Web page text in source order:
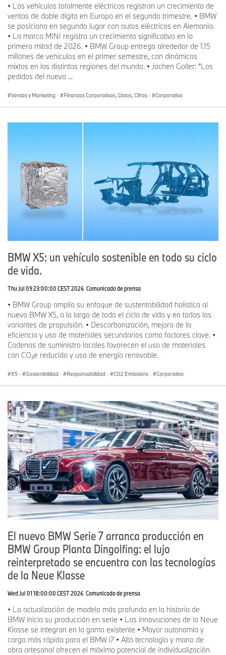
• Los vehículos totalmente eléctricos registran un crecimiento de
ventas de doble dígito en Europa en el segundo trimestre. • BMW
se posiciona en segundo lugar con autos eléctricos en Alemania.
• La marca MINI registra un crecimiento significativo en la
primera mitad de 2026. • BMW Group entrega alrededor de 1.15
millones de vehículos en el primer semestre, con dinámicas
mixtas en las distintas regiones del mundo. • Jochen Goller: "Los
pedidos del nuevo ...
Ventas y Marketing · Finanzas Corporativas, Datos, Cifras · Corporativo
BMW X5: un vehículo sostenible en todo su ciclo
de vida.
Thu Jul 09 23:00:00 CEST 2026 Comunicado de prensa
• BMW Group amplía su enfoque de sustentabilidad holística al
nuevo BMW X5, a lo largo de todo el ciclo de vida y en todas las
variantes de propulsión. • Descarbonización, mejora de la
eficiencia y uso de materiales secundarios como factores clave. •
Cadenas de suministro locales favorecen el uso de materiales
con CO₂e reducido y uso de energía renovable.
X5 · Sostenibilidad · Responsabilidad · CO2 Emissions · Corporativo
El nuevo BMW Serie 7 arranca producción en
BMW Group Planta Dingolfing: el lujo
reinterpretado se encuentra con las tecnologías
de la Neue Klasse
Wed Jul 01 18:00:00 CEST 2026 Comunicado de prensa
• La actualización de modelo más profunda en la historia de
BMW inicia su producción en serie • Las innovaciones de la Neue
Klasse se integran en la gama existente • Mayor autonomía y
carga más rápida para el BMW i7 • Alta tecnología y mano de
obra artesanal ofrecen el máximo potencial de individualización